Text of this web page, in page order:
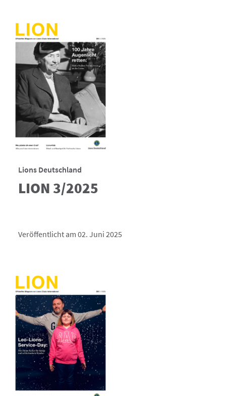
Lions Deutschland
LION 3/2025
Veröffentlicht am 02. Juni 2025